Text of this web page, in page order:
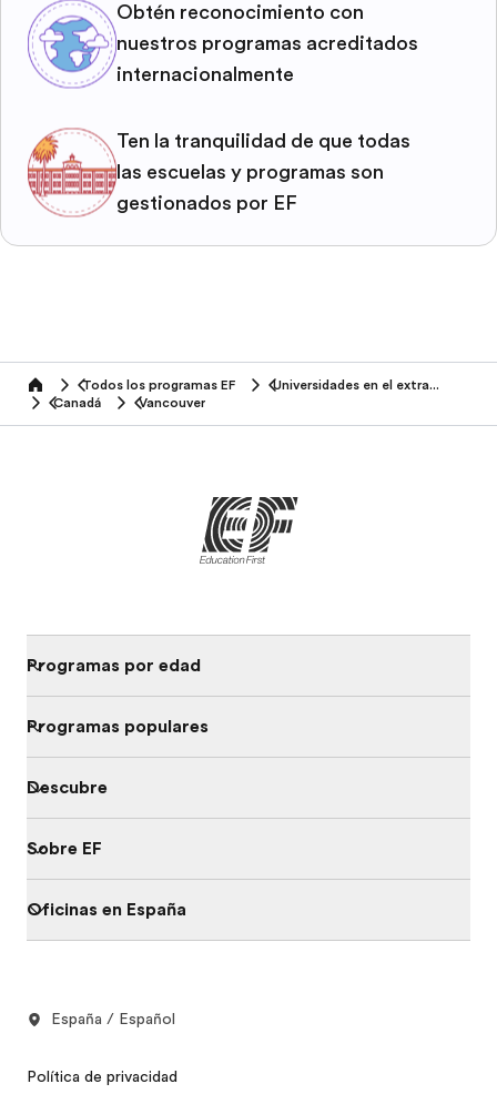
Obtén reconocimiento con
nuestros programas acreditados
internacionalmente
Ten la tranquilidad de que todas
las escuelas y programas son
gestionados por EF
home Todos los programas EF
Universidades en el extranjero
Canadá
Vancouver
Programas por edad
Programas populares
Descubre
Sobre EF
Oficinas en España
España / Español
Política de privacidad